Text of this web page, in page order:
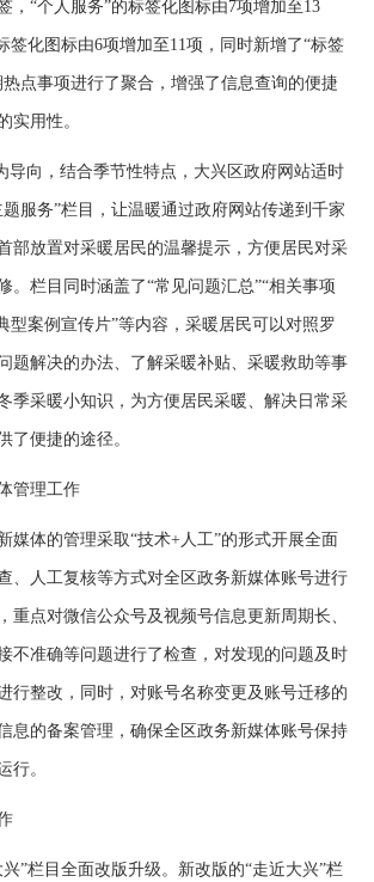
，“个人服务”的标签化图标由7项增加至13
签化图标由6项增加至11项，同时新增了“标签
点事项进行了聚合，增强了信息查询的便捷
实用性。
向，结合季节性特点，大兴区政府网站适时
服务”栏目，让温暖通过政府网站传递到千家
部放置对采暖居民的温馨提示，方便居民对采
。栏目同时涵盖了“常见问题汇总”“相关事项
型案例宣传片”等内容，采暖居民可以对照罗
题解决的办法、了解采暖补贴、采暖救助等事
季采暖小知识，为方便居民采暖、解决日常采
了便捷的途径。
理工作
体的管理采取“技术+人工”的形式开展全面
、人工复核等方式对全区政务新媒体账号进行
重点对微信公众号及视频号信息更新周期长、
不准确等问题进行了检查，对发现的问题及时
行整改，同时，对账号名称变更及账号迁移的
息的备案管理，确保全区政务新媒体账号保持
行。
栏目全面改版升级。新改版的“走近大兴”栏